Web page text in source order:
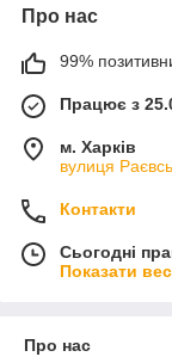
Про нас
99%
Працює з
м. Харків
вулиця
Контакти
Сьогодні
Показати
Про нас